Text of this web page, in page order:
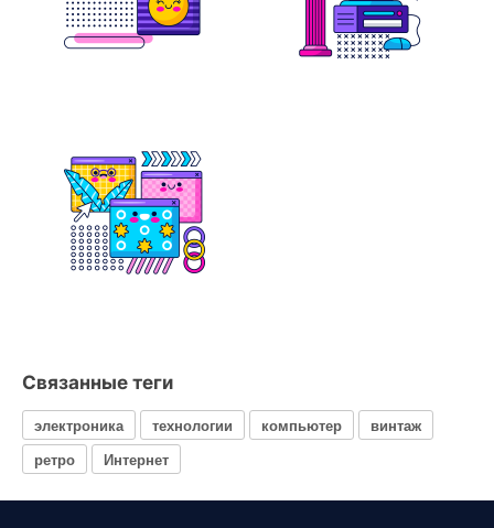
Связанные теги
электроника технологии компьютер
винтаж
ретро
Интернет